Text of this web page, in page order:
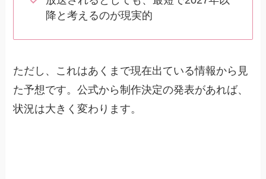
降と考えるのが現実的
ただし、これはあくまで現在出ている情報から見
た予想です。公式から制作決定の発表があれば、
状況は大きく変わります。